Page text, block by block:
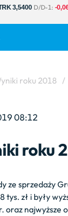
3,5400 D/D-1: -
roku 2018 /
08:12
roku
ze sprzedaży
tys. zł i były
oraz najwyższe